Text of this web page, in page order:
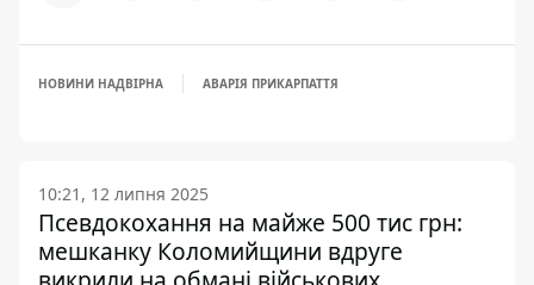
НОВИНИ НАДВІРНА АВАРІЯ ПРИКАРПАТТЯ
10:21, 12 липня 2025
Псевдокохання на майже 500 тис грн:
мешканку Коломийщини вдруге